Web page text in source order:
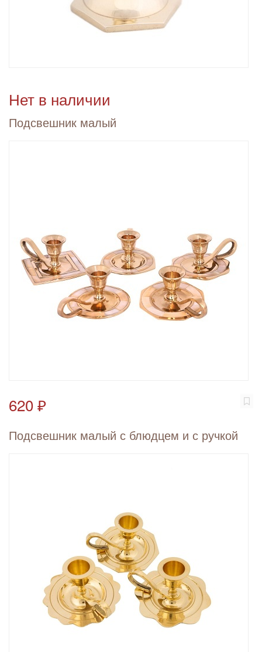
Нет в наличии
Подсвешник малый
620 ₽
Подсвешник малый с блюдцем и с ручкой